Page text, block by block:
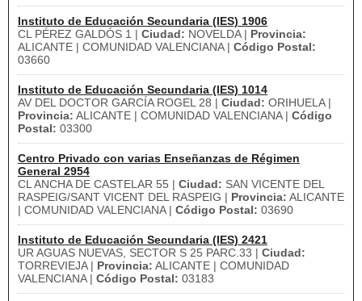
Instituto de Educación Secundaria (IES) 1906
CL PÉREZ GALDÓS 1 | Ciudad: NOVELDA | Provincia:
ALICANTE | COMUNIDAD VALENCIANA | Código Postal:
03660
Instituto de Educación Secundaria (IES) 1014
AV DEL DOCTOR GARCÍA ROGEL 28 | Ciudad: ORIHUELA |
Provincia: ALICANTE | COMUNIDAD VALENCIANA | Código
Postal: 03300
Centro Privado con varias Enseñanzas de Régimen
General 2954
CL ANCHA DE CASTELAR 55 | Ciudad: SAN VICENTE DEL
RASPEIG/SANT VICENT DEL RASPEIG | Provincia: ALICANTE
| COMUNIDAD VALENCIANA | Código Postal: 03690
Instituto de Educación Secundaria (IES) 2421
UR AGUAS NUEVAS, SECTOR S 25 PARC.33 | Ciudad:
TORREVIEJA | Provincia: ALICANTE | COMUNIDAD
VALENCIANA | Código Postal: 03183